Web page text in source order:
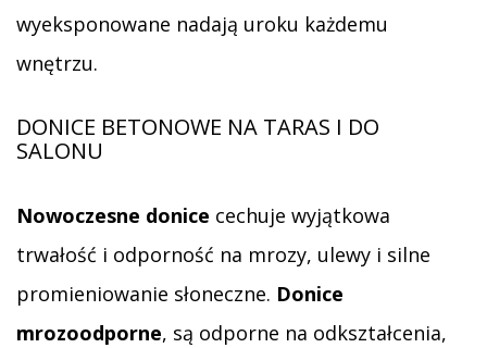
wyeksponowane nadają uroku każdemu
wnętrzu.
DONICE BETONOWE NA TARAS I DO
SALONU
Nowoczesne donice cechuje wyjątkowa
trwałość i odporność na mrozy, ulewy i silne
promieniowanie słoneczne. Donice
mrozoodporne, są odporne na odkształcenia,